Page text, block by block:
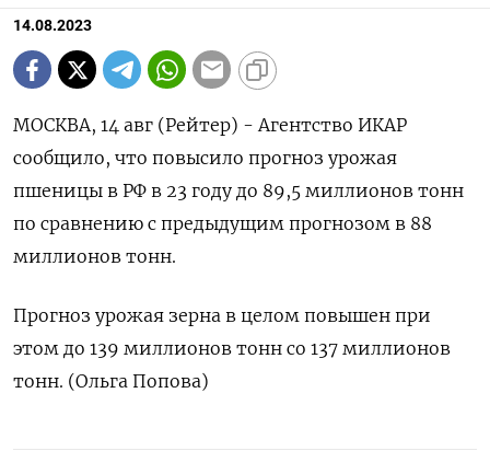
14.08.2023
МОСКВА, 14 авг (Рейтер) - Агентство ИКАР
сообщило, что повысило прогноз урожая
пшеницы в РФ в 23 году до 89,5 миллионов тонн
по сравнению с предыдущим прогнозом в 88
миллионов тонн.
Прогноз урожая зерна в целом повышен при
этом до 139 миллионов тонн со 137 миллионов
тонн. (Ольга Попова)